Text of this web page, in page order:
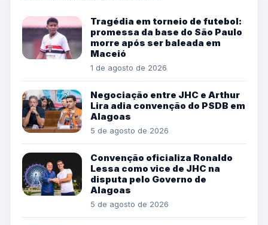
Tragédia em torneio de futebol:
promessa da base do São Paulo
morre após ser baleada em
Maceió
1 de agosto de 2026
Negociação entre JHC e Arthur
Lira adia convenção do PSDB em
Alagoas
5 de agosto de 2026
Convenção oficializa Ronaldo
Lessa como vice de JHC na
disputa pelo Governo de
Alagoas
5 de agosto de 2026